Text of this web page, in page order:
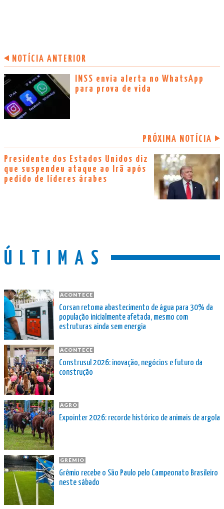
NOTÍCIA ANTERIOR
INSS envia alerta no WhatsApp
para prova de vida
PRÓXIMA NOTÍCIA
Presidente dos Estados Unidos diz
que suspendeu ataque ao Irã após
pedido de líderes árabes
ÚLTIMAS
ACONTECE
Corsan retoma abastecimento de água para 30% da
população inicialmente afetada, mesmo com
estruturas ainda sem energia
ACONTECE
Construsul 2026: inovação, negócios e futuro da
construção
AGRO
Expointer 2026: recorde histórico de animais de argola
GRÊMIO
Grêmio recebe o São Paulo pelo Campeonato Brasileiro
neste sábado